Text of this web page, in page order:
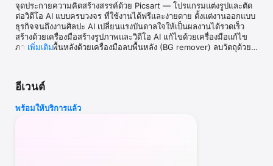
จุดประกายความคิดสร้างสรรค์ด้วย Picsart — โปรแกรมแต่งรูปและตัด
ต่อวิดีโอ AI แบบครบวงจร ที่ใช้งานได้ฟรีและง่ายดาย ตั้งแต่งานออกแบบ
ธุรกิจจนถึงงานศิลปะ AI เปลี่ยนแรงบันดาลใจให้เป็นผลงานได้รวดเร็ว
สร้างด้วยเครื่องมือสร้างรูปภาพและวิดีโอ AI แก้ไขด้วยเครื่องมือแก้ไข
ภาพ AI ลบพื้นหลังด้วยเครื่องมือลบพื้นหลัง (BG remover) ลบวัตถุด้วย
AI try-on, อวตาร AI, Gen AI Studio, AI Playground และ Picsart
เพิ่มเติม
อีเวนต์
พร้อมให้บริการแล้ว